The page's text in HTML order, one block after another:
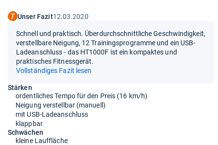
Unser Fazit12.03.2020
Schnell und praktisch. Überdurchschnittliche Geschwindigkeit,
verstellbare Neigung, 12 Trainingsprogramme und ein USB-
Ladeanschluss - das HT1000F ist ein kompaktes und
praktisches Fitnessgerät.
Vollständiges Fazit lesen
Stärken
ordentliches Tempo für den Preis (16 km/h)
Neigung verstellbar (manuell)
mit USB-Ladeanschluss
klappbar
Schwächen
kleine Lauffläche